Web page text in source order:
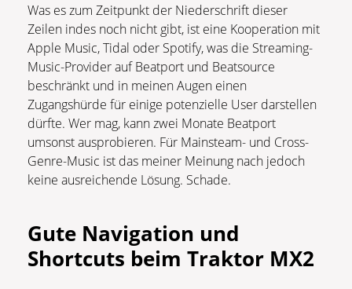
Was es zum Zeitpunkt der Niederschrift dieser
Zeilen indes noch nicht gibt, ist eine Kooperation mit
Apple Music, Tidal oder Spotify, was die Streaming-
Music-Provider auf Beatport und Beatsource
beschränkt und in meinen Augen einen
Zugangshürde für einige potenzielle User darstellen
dürfte. Wer mag, kann zwei Monate Beatport
umsonst ausprobieren. Für Mainsteam- und Cross-
Genre-Music ist das meiner Meinung nach jedoch
keine ausreichende Lösung. Schade.
Gute Navigation und
Shortcuts beim Traktor MX2